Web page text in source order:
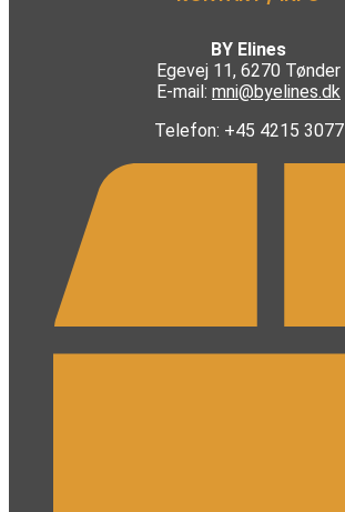
BY Elines
Egevej 11, 6270 Tønder
E-mail: mni@byelines.dk
Telefon: +45 4215 3077